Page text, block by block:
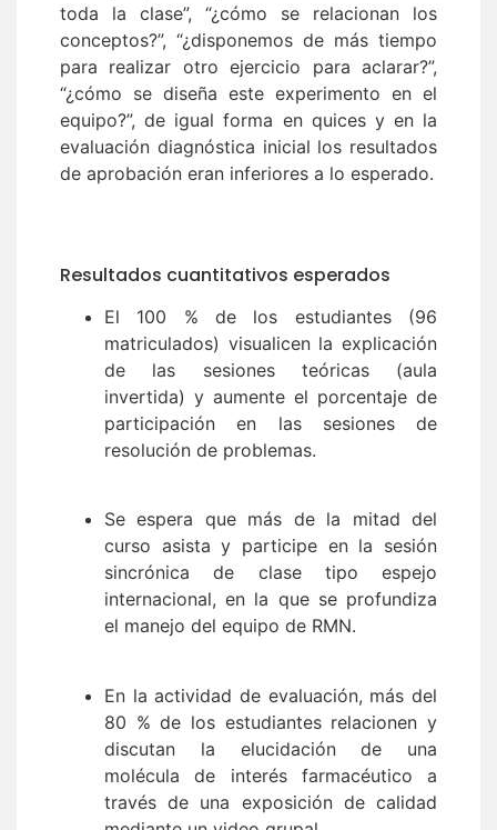
toda la clase”, “¿cómo se relacionan los
conceptos?”, “¿disponemos de más tiempo
para realizar otro ejercicio para aclarar?”,
“¿cómo se diseña este experimento en el
equipo?”, de igual forma en quices y en la
evaluación diagnóstica inicial los resultados
de aprobación eran inferiores a lo esperado.
Resultados cuantitativos esperados
El 100 % de los estudiantes (96
matriculados) visualicen la explicación
de las sesiones teóricas (aula
invertida) y aumente el porcentaje de
participación en las sesiones de
resolución de problemas.
Se espera que más de la mitad del
curso asista y participe en la sesión
sincrónica de clase tipo espejo
internacional, en la que se profundiza
el manejo del equipo de RMN.
En la actividad de evaluación, más del
80 % de los estudiantes relacionen y
discutan la elucidación de una
molécula de interés farmacéutico a
través de una exposición de calidad